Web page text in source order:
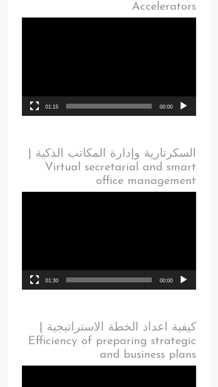
Accelerators
00:00
01:15
السكرتارية وإدارة المكاتب الذكية |
Virtual secretarial and smart
office management
00:00
01:30
كيفية اعداد الخطة الاستراتيجية |
Efficiency of preparing strategic
and business plans